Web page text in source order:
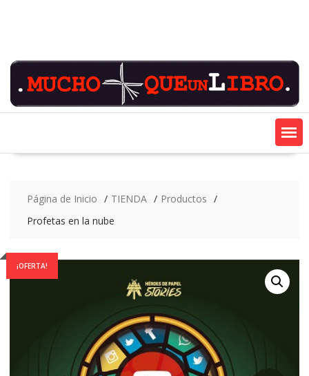
Página de Inicio TIENDA
Productos
Profetas en la nube
¡OFERTA!